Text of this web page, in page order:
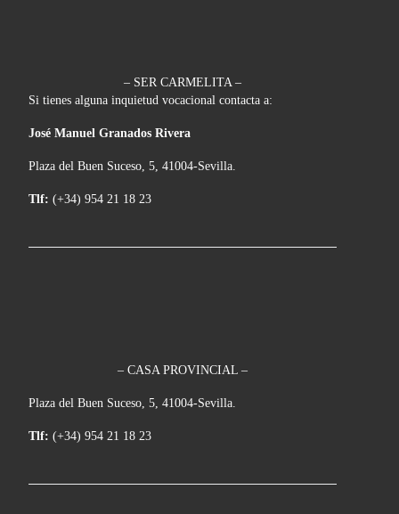
– SER CARMELITA –
Si tienes alguna inquietud vocacional contacta a:
José Manuel Granados Rivera
Plaza del Buen Suceso, 5, 41004-Sevilla.
Tlf: (+34) 954 21 18 23
– CASA PROVINCIAL –
Plaza del Buen Suceso, 5, 41004-Sevilla.
Tlf: (+34) 954 21 18 23